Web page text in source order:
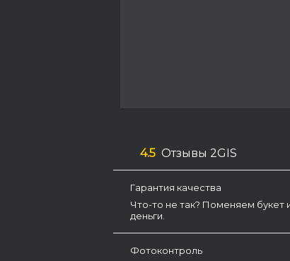
4.5 Отзывы 2GIS
Гарантия качества
Что-то не так? Поменяем букет
деньги.
Фотоконтроль